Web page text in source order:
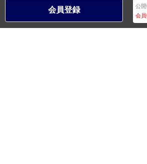
会員登録 公
会